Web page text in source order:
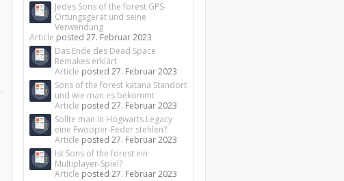
Jedes Sons of the forest GPS-
Ortungsgerät und seine
Verwendung
Article posted27. Februar 2023
Das Ende des Dead Space
Remakes erklärt
Article posted27. Februar 2023
Sons of the forest katana Standort
und wie man es bekommt
Article posted27. Februar 2023
Sollte man in Hogwarts Legacy
eine Fwooper-Feder stehlen?
Article posted27. Februar 2023
Ist Sons of the forest ein
Multiplayer-Spiel?
Article posted27. Februar 2023